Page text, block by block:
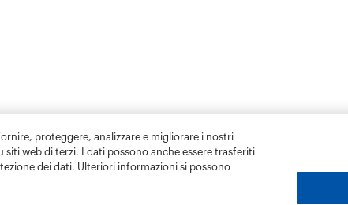
proteggere, analizzare e migliorare i nostri
siti web di terzi. I dati possono anche essere trasferiti
dei dati. Ulteriori informazioni si possono